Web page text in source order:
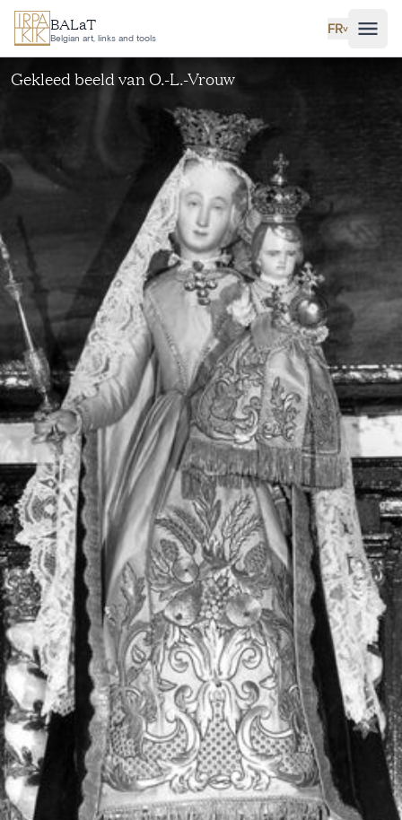
Aller au contenu principal
BALaT
Belgian art, links and tools
FR˅
Gekleed beeld van O.-L.-Vrouw